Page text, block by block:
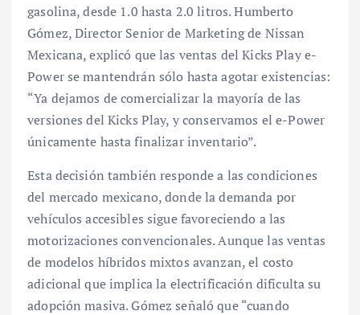
gasolina, desde 1.0 hasta 2.0 litros. Humberto
Gómez, Director Senior de Marketing de Nissan
Mexicana, explicó que las ventas del Kicks Play e-
Power se mantendrán sólo hasta agotar existencias:
“Ya dejamos de comercializar la mayoría de las
versiones del Kicks Play, y conservamos el e-Power
únicamente hasta finalizar inventario”.
Esta decisión también responde a las condiciones
del mercado mexicano, donde la demanda por
vehículos accesibles sigue favoreciendo a las
motorizaciones convencionales. Aunque las ventas
de modelos híbridos mixtos avanzan, el costo
adicional que implica la electrificación dificulta su
adopción masiva. Gómez señaló que “cuando